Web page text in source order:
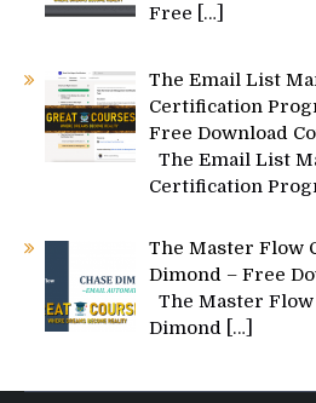
Free
[…]
The Email List
Certification
Free Download
The Email List
Certification
The Master Flow
Dimond – Free
The Master Flow
Dimond […]